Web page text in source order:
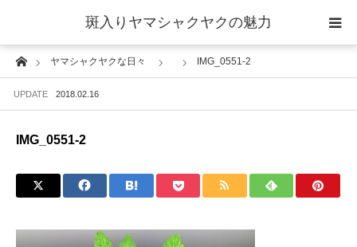
斑入りヤマシャクヤクの魅力
Homeヤマシャクヤクな日々 IMG_0551-2
UPDATE 2018.02.16
IMG_0551-2
当サイトについて
斑入りヤマシャクヤクの魅力 ギャラリー